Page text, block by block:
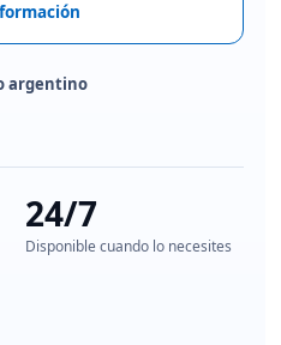
argentino
24/7
Disponible cuando lo necesites